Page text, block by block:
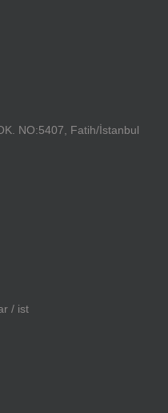
NO:5407, Fatih/İstanbul
/ ist